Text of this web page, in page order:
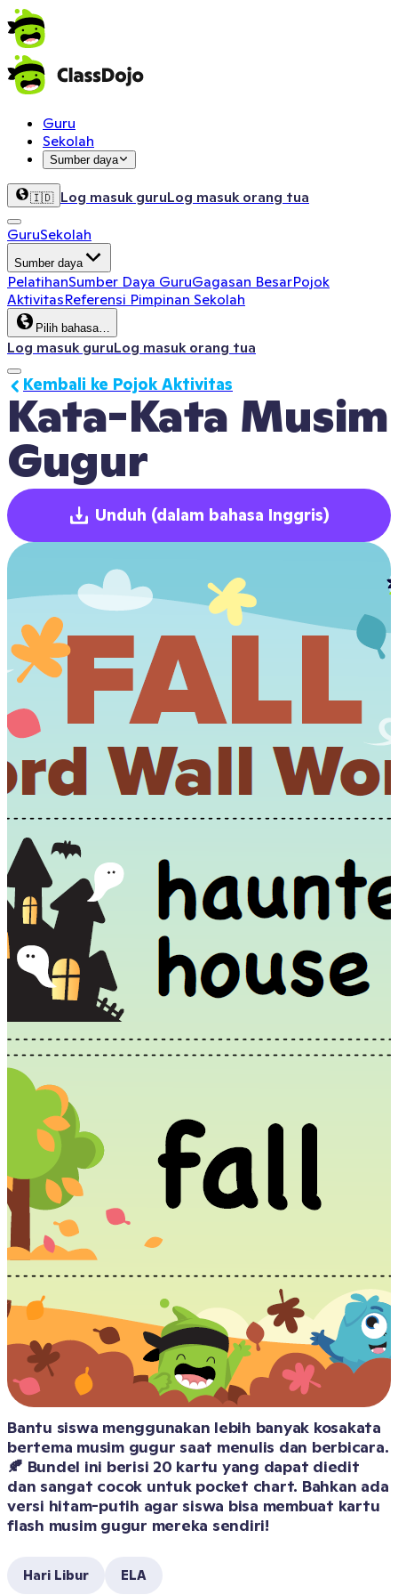
Guru
Sekolah
Sumber daya
🇮🇩 Log masuk guruLog masuk orang tua
GuruSekolah
Sumber daya
PelatihanSumber Daya GuruGagasan BesarPojok
AktivitasReferensi Pimpinan Sekolah
Pilih bahasa…
Log masuk guruLog masuk orang tua
Kata-Kata Musim
Gugur
Kembali ke Pojok Aktivitas
Unduh (dalam bahasa Inggris)
Bantu siswa menggunakan lebih banyak kosakata
bertema musim gugur saat menulis dan berbicara.
🍂 Bundel ini berisi 20 kartu yang dapat diedit
dan sangat cocok untuk pocket chart. Bahkan ada
versi hitam-putih agar siswa bisa membuat kartu
flash musim gugur mereka sendiri!
Hari Libur ELA